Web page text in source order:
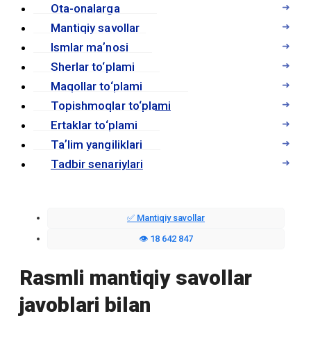
Ota-onalarga
Mantiqiy savollar
Ismlar maʼnosi
Sherlar to‘plami
Maqollar to‘plami
Topishmoqlar to‘plami
Ertaklar to‘plami
Taʼlim yangiliklari
Tadbir senariylari
✅ Mantiqiy savollar
👁️ 18 642 847
Rasmli mantiqiy savollar
javoblari bilan